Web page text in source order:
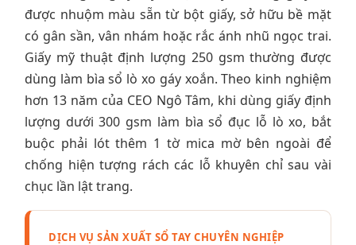
được nhuộm màu sẵn từ bột giấy, sở hữu bề mặt
có gân sần, vân nhám hoặc rắc ánh nhũ ngọc trai.
Giấy mỹ thuật định lượng 250 gsm thường được
dùng làm bìa sổ lò xo gáy xoắn. Theo kinh nghiệm
hơn 13 năm của CEO Ngô Tâm, khi dùng giấy định
lượng dưới 300 gsm làm bìa sổ đục lỗ lò xo, bắt
buộc phải lót thêm 1 tờ mica mờ bên ngoài để
chống hiện tượng rách các lỗ khuyên chỉ sau vài
chục lần lật trang.
DỊCH VỤ SẢN XUẤT SỔ TAY CHUYÊN NGHIỆP